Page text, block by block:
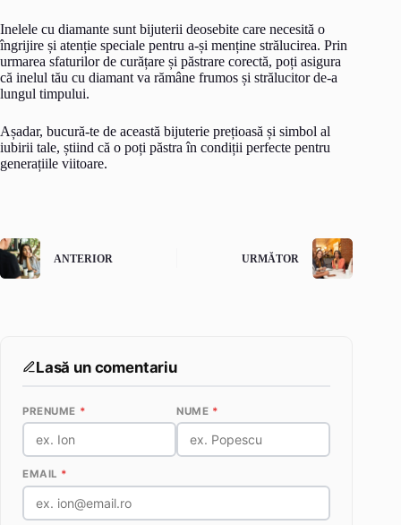
Inelele cu diamante sunt bijuterii deosebite care necesită o
îngrijire și atenție speciale pentru a-și menține strălucirea. Prin
urmarea sfaturilor de curățare și păstrare corectă, poți asigura
că inelul tău cu diamant va rămâne frumos și strălucitor de-a
lungul timpului.
Așadar, bucură-te de această bijuterie prețioasă și simbol al
iubirii tale, știind că o poți păstra în condiții perfecte pentru
generațiile viitoare.
ANTERIOR URMĂTOR
Lasă un comentariu
PRENUME * NUME *
EMAIL *